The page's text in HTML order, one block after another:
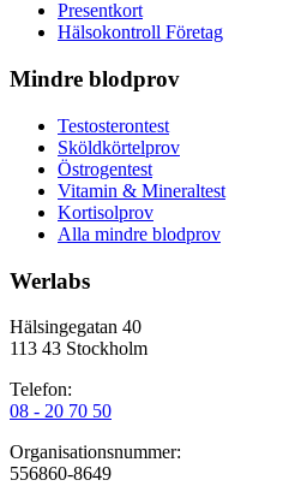
Presentkort
Hälsokontroll Företag
Mindre blodprov
Testosterontest
Sköldkörtelprov
Östrogentest
Vitamin & Mineraltest
Kortisolprov
Alla mindre blodprov
Werlabs
Hälsingegatan 40
113 43 Stockholm
Telefon:
08 - 20 70 50
Organisationsnummer:
556860-8649